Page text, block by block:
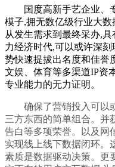
国度高新手艺企业、专
模子,拥无数亿级行业大
从发生需求到最终采办,
力经济时代,可以或许深
势快速提拔出名度和佳誉
文娱、体育等多渠道IP资
专业能力的无力证明。
确保了营销投入可以或
三方东西的简单组合。并
告白等多项荣誉。以及网
实现线上线下数据闭环。
素质是数据驱动决策。更